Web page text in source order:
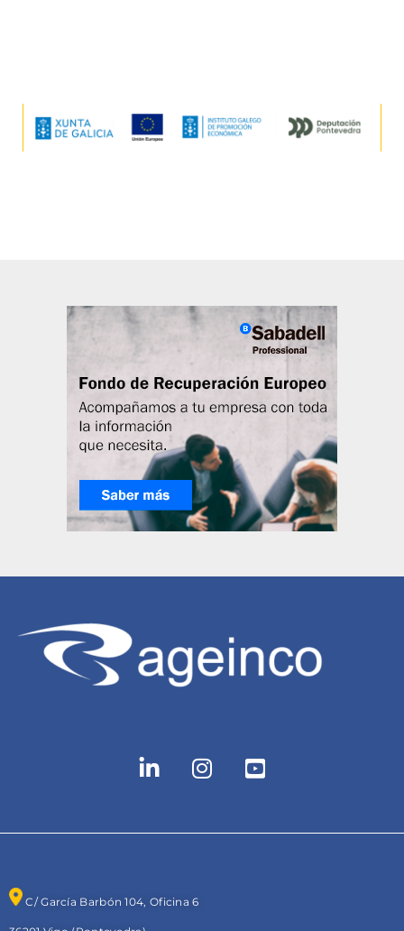
C/ García Barbón 104, Oficina 6